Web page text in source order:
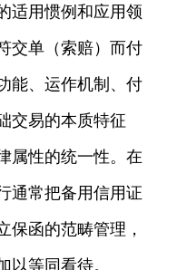
适用惯例和应用领
交单（索赔）而付
能、运作机制、付
交易的本质特征
属性的统一性。在
通常把备用信用证
保函的范畴管理，
以等同看待。